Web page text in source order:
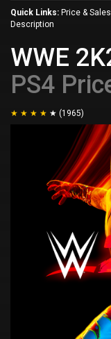
Quick Links: Price &
Description
WWE
PS4
(1965)